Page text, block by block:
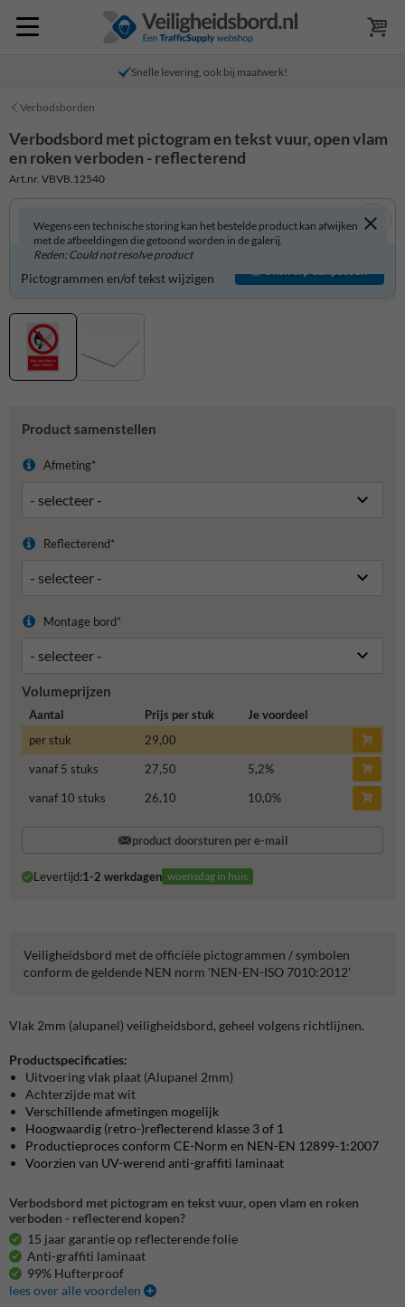
Snelle levering, ook bij maatwerk!
Verbodsborden
Verbodsbord met pictogram en tekst vuur, open vlam
en roken verboden - reflecterend
Art.nr. VBVB.12540
Wegens een technische storing kan het bestelde product kan afwijken
met de afbeeldingen die getoond worden in de galerij.
Reden: Could not resolve product
Verbodsbord zelf aanpassen?
Pictogrammen en/of tekst wijzigen
Ontwerp aanpassen
Product samenstellen
Afmeting*
Reflecterend*
Montage bord*
Volumeprijzen
Aantal Prijs per stuk
Je voordeel
per stuk
29,00
vanaf 5 stuks
27,50 5,2%
vanaf 10 stuks
26,10 10,0%
product doorsturen per e-mail
Levertijd:1-2 werkdagen woensdag in huis
Veiligheidsbord met de officiële pictogrammen / symbolen
conform de geldende NEN norm 'NEN-EN-ISO 7010:2012'
Vlak 2mm (alupanel) veiligheidsbord, geheel volgens richtlijnen.
Productspecificaties:
Uitvoering vlak plaat (Alupanel 2mm)
Achterzijde mat wit
Verschillende afmetingen mogelijk
Hoogwaardig (retro-)reflecterend klasse 3 of 1
Productieproces conform CE-Norm en NEN-EN 12899-1:2007
Voorzien van UV-werend anti-graffiti laminaat
Verbodsbord met pictogram en tekst vuur, open vlam en roken
verboden - reflecterend kopen?
15 jaar garantie op reflecterende folie
Anti-graffiti laminaat
99% Hufterproof
lees over alle voordelen